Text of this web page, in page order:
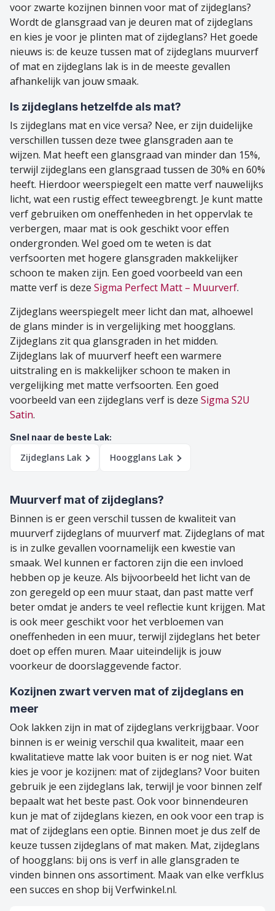
voor zwarte kozijnen binnen voor mat of zijdeglans?
Wordt de glansgraad van je deuren mat of zijdeglans
en kies je voor je plinten mat of zijdeglans? Het goede
nieuws is: de keuze tussen mat of zijdeglans muurverf
of mat en zijdeglans lak is in de meeste gevallen
afhankelijk van jouw smaak.
Is zijdeglans hetzelfde als mat?
Is zijdeglans mat en vice versa? Nee, er zijn duidelijke
verschillen tussen deze twee glansgraden aan te
wijzen. Mat heeft een glansgraad van minder dan 15%,
terwijl zijdeglans een glansgraad tussen de 30% en 60%
heeft. Hierdoor weerspiegelt een matte verf nauwelijks
licht, wat een rustig effect teweegbrengt. Je kunt matte
verf gebruiken om oneffenheden in het oppervlak te
verbergen, maar mat is ook geschikt voor effen
ondergronden. Wel goed om te weten is dat
verfsoorten met hogere glansgraden makkelijker
schoon te maken zijn. Een goed voorbeeld van een
matte verf is deze Sigma Perfect Matt – Muurverf.
Zijdeglans weerspiegelt meer licht dan mat, alhoewel
de glans minder is in vergelijking met hoogglans.
Zijdeglans zit qua glansgraden in het midden.
Zijdeglans lak of muurverf heeft een warmere
uitstraling en is makkelijker schoon te maken in
vergelijking met matte verfsoorten. Een goed
voorbeeld van een zijdeglans verf is deze Sigma S2U
Satin.
Snel naar de beste Lak:
Zijdeglans Lak Hoogglans Lak
Muurverf mat of zijdeglans?
Binnen is er geen verschil tussen de kwaliteit van
muurverf zijdeglans of muurverf mat. Zijdeglans of mat
is in zulke gevallen voornamelijk een kwestie van
smaak. Wel kunnen er factoren zijn die een invloed
hebben op je keuze. Als bijvoorbeeld het licht van de
zon geregeld op een muur staat, dan past matte verf
beter omdat je anders te veel reflectie kunt krijgen. Mat
is ook meer geschikt voor het verbloemen van
oneffenheden in een muur, terwijl zijdeglans het beter
doet op effen muren. Maar uiteindelijk is jouw
voorkeur de doorslaggevende factor.
Kozijnen zwart verven mat of zijdeglans en
meer
Ook lakken zijn in mat of zijdeglans verkrijgbaar. Voor
binnen is er weinig verschil qua kwaliteit, maar een
kwalitatieve matte lak voor buiten is er nog niet. Wat
kies je voor je kozijnen: mat of zijdeglans? Voor buiten
gebruik je een zijdeglans lak, terwijl je voor binnen zelf
bepaalt wat het beste past. Ook voor binnendeuren
kun je mat of zijdeglans kiezen, en ook voor een trap is
mat of zijdeglans een optie. Binnen moet je dus zelf de
keuze tussen zijdeglans of mat maken. Mat, zijdeglans
of hoogglans: bij ons is verf in alle glansgraden te
vinden binnen ons assortiment. Maak van elke verfklus
een succes en shop bij Verfwinkel.nl.